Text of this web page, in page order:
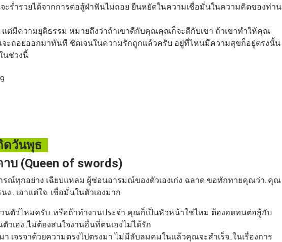
ะร่ำรวยได้จากการต่อสู้ฝ่าฟันไม่ถอย ยืนหยัดในความเชื่อมั่นในความคิดของท่าน
ต่มีความยุติธรรม หมายถึงว่าถ้าเขาดีกับคุณคุณก็จะดีกับเขา ถ้าเขาทำให้คุณ
ะถอยออกมาทันที ชัดเจนในความรักถูกแล้วครับ อยู่ที่ไหนมีความสุขก็อยู่ตรงนั้น
นช่วงนี้
ดวันพุธ
บ (Queen of swords)
ณ์ทุกอย่าง เฉียบแหลม ผู้ซ่อนอารมณ์ของตัวเองเก่ง ฉลาด ขอทักทายคุณว่า..คุณ
เอาเเต่ใจ. เชื่อมั่นในตัวเองมาก
นตัวไหมครับ..หรือถ้าทำงานประจำ คุณก็เป็นหัวหน้าใช่ไหม ต้องอดทนต่อสู้กับ
วเอง..ไม่ต้องสนใจงานอื่นที่ตนเองไม่ได้รัก
า เจรจาด้วยความตรงไปตรงมา ไม่มีลับลมคมในเเล้วคุณจะสำเร็จ..ในเรื่องการ